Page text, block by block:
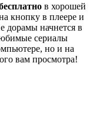
в хорошей
кнопку в плеере и
дорамы начнется в
сериалы
но и на
вам просмотра!